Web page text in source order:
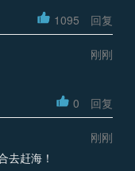
1095 回复
刚刚
0 回复
刚刚
去赶海！